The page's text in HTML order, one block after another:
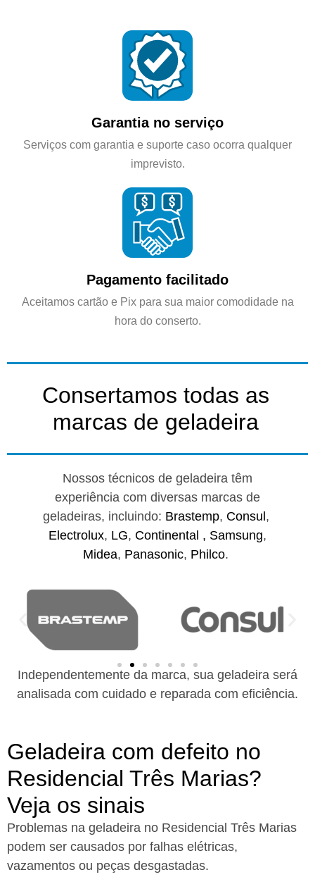
Garantia no serviço
Serviços com garantia e suporte caso ocorra qualquer
imprevisto.
Pagamento facilitado
Aceitamos cartão e Pix para sua maior comodidade na
hora do conserto.
Consertamos todas as
marcas de geladeira
Nossos técnicos de geladeira têm
experiência com diversas marcas de
geladeiras, incluindo: Brastemp, Consul ,
Electrolux, LG, Continental , Samsung,
Midea, Panasonic, Philco.
Independentemente da marca, sua geladeira será
analisada com cuidado e reparada com eficiência.
Geladeira com defeito no
Residencial Três Marias?
Veja os sinais
Problemas na geladeira no Residencial Três Marias
podem ser causados por falhas elétricas,
vazamentos ou peças desgastadas.